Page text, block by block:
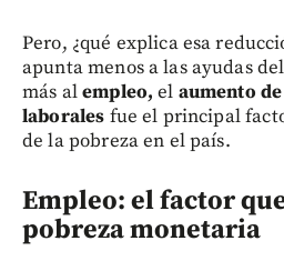
Pero, ¿qué explica esa
apunta menos a las ayudas
más alempleo, el aumento
laborales fue el principal
de la pobreza en el país.
Empleo: el factor
pobreza monetaria